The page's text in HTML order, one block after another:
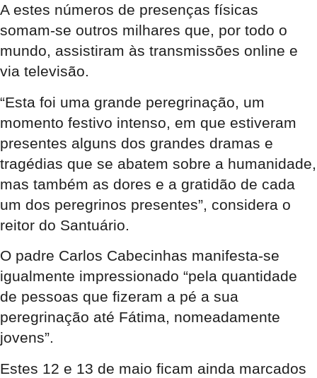
A estes números de presenças físicas
somam-se outros milhares que, por todo o
mundo, assistiram às transmissões online e
via televisão.
“Esta foi uma grande peregrinação, um
momento festivo intenso, em que estiveram
presentes alguns dos grandes dramas e
tragédias que se abatem sobre a humanidade,
mas também as dores e a gratidão de cada
um dos peregrinos presentes”, considera o
reitor do Santuário.
O padre Carlos Cabecinhas manifesta-se
igualmente impressionado “pela quantidade
de pessoas que fizeram a pé a sua
peregrinação até Fátima, nomeadamente
jovens”.
Estes 12 e 13 de maio ficam ainda marcados